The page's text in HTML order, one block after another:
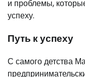
и проблемы,
успеху.
Путь к успеху
С самого детства